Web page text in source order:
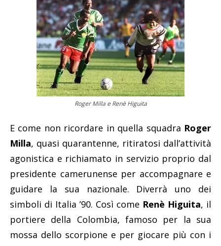
Roger Milla e Renè Higuita
E come non ricordare in quella squadra Roger
Milla, quasi quarantenne, ritiratosi dall’attività
agonistica e richiamato in servizio proprio dal
presidente camerunense per accompagnare e
guidare la sua nazionale. Diverrà uno dei
simboli di Italia ’90. Così come Renè Higuita, il
portiere della Colombia, famoso per la sua
mossa dello scorpione e per giocare più con i